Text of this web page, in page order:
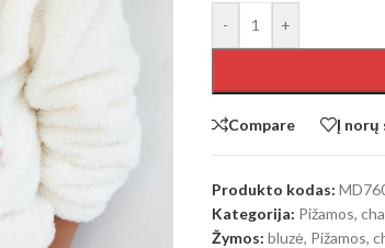
- +
Compare Į norų
Produkto kodas:
Kategorija: Pižamos,
Žymos: bluzė, Pižamos,